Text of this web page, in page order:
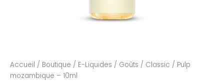
Accueil / Boutique / E-Liquides / Goûts / Classic / Pulp
mozambique – 10ml